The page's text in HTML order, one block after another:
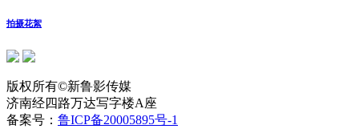
拍摄花絮
版权所有©新鲁影传媒
济南经四路万达写字楼A座
备案号： 鲁ICP备20005895号-1